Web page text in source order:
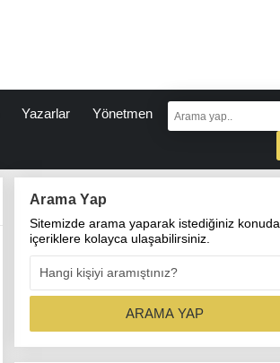
Yazarlar Yönetmen
Arama Yap
Sitemizde arama yaparak istediğiniz konuda
içeriklere kolayca ulaşabilirsiniz.